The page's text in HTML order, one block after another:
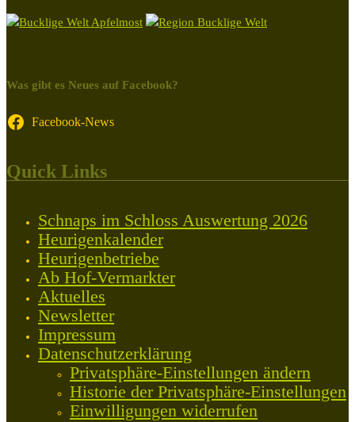
Was gibt es Neues auf Facebook?
Facebook-News
Quick Links
Schnaps im Schloss Auswertung 2026
Heurigenkalender
Heurigenbetriebe
Ab Hof-Vermarkter
Aktuelles
Newsletter
Impressum
Datenschutzerklärung
Privatsphäre-Einstellungen ändern
Historie der Privatsphäre-Einstellungen
Einwilligungen widerrufen